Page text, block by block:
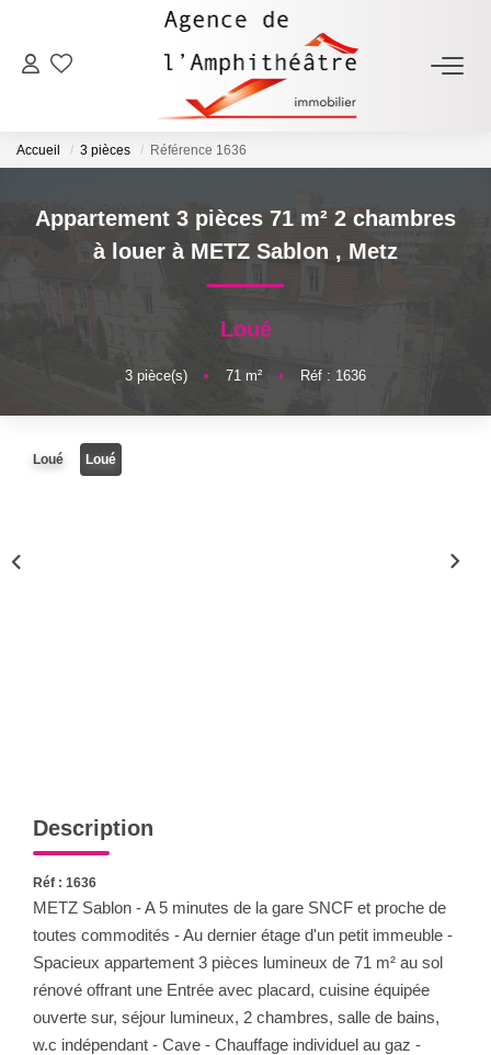
ACHETER
ESTIMER
NOTRE AGENCE
Accueil 3 pièces Référence 1636
Appartement 3 pièces 71 m² 2 chambres
à louer à METZ Sablon , Metz
Loué
3 pièce(s) • 71 m² • Réf : 1636
Loué Loué
Description
Réf : 1636
METZ Sablon - A 5 minutes de la gare SNCF et proche de
toutes commodités - Au dernier étage d'un petit immeuble -
Spacieux appartement 3 pièces lumineux de 71 m² au sol
rénové offrant une Entrée avec placard, cuisine équipée
ouverte sur, séjour lumineux, 2 chambres, salle de bains,
w.c indépendant - Cave - Chauffage individuel au gaz -